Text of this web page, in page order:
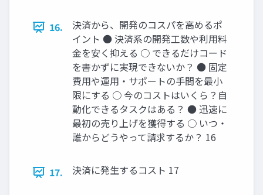
16.
決済から、開発のコスパを高めるポ
イント ● 決済系の開発工数や利用料
金を安く抑える ○ できるだけコード
を書かずに実現できないか？ ● 固定
費用や運用・サポートの手間を最小
限にする ○ 今のコストはいくら？自
動化できるタスクはある？ ● 迅速に
最初の売り上げを獲得する ○ いつ・
誰からどうやって請求するか？ 16
17. 決済に発生するコスト 17